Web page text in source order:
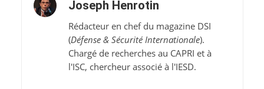
Joseph Henrotin
Rédacteur en chef du magazine DSI
(Défense & Sécurité Internationale).
Chargé de recherches au CAPRI et à
l'ISC, chercheur associé à l'IESD.